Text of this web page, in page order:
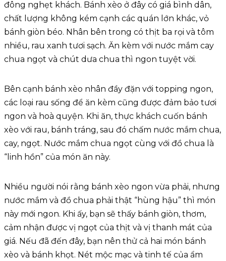
đông nghẹt khách. Bánh xèo ở đây có giá bình dân,
chất lượng không kém cạnh các quán lớn khác, vỏ
bánh giòn béo. Nhân bên trong có thịt ba rọi và tôm
nhiều, rau xanh tươi sạch. Ăn kèm với nước mắm cay
chua ngọt và chút dưa chua thì ngon tuyệt vời.
Bên cạnh bánh xèo nhân đầy đặn với topping ngon,
các loại rau sống để ăn kèm cũng được đảm bảo tươi
ngon và hoà quyện. Khi ăn, thực khách cuốn bánh
xèo với rau, bánh tráng, sau đó chấm nước mắm chua,
cay, ngọt. Nước mắm chua ngọt cùng với đồ chua là
“linh hồn” của món ăn này.
Nhiều người nói rằng bánh xèo ngon vừa phải, nhưng
nước mắm và đồ chua phải thật “hùng hậu” thì món
này mới ngon. Khi ấy, bạn sẽ thấy bánh giòn, thơm,
cảm nhận được vị ngọt của thịt và vị thanh mát của
giá. Nếu đã đến đây, bạn nên thử cả hai món bánh
xèo và bánh khọt. Nét mộc mạc và tinh tế của ẩm